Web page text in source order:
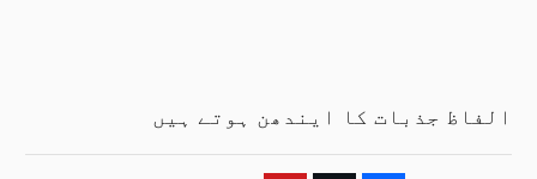
الفاظ جذبات کا ایندھن ہوتے ہیں